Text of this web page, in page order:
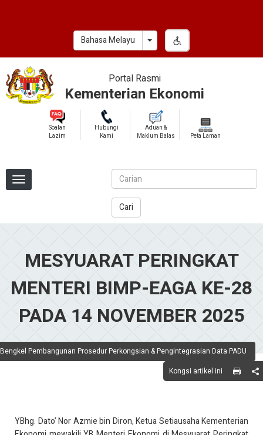
Bahasa Melayu Toggle Dropdown
Portal Rasmi
Kementerian Ekonomi
Soalan
Lazim
Hubungi
Kami
Aduan &
Maklum Balas
Peta Laman
Cari
MESYUARAT PERINGKAT
MENTERI BIMP-EAGA KE-28
PADA 14 NOVEMBER 2025
Bengkel Pembangunan Prosedur Perkongsian & Pengintegrasian Data PADU
Kongsi artikel ini
YBhg. Dato’ Nor Azmie bin Diron, Ketua Setiausaha Kementerian